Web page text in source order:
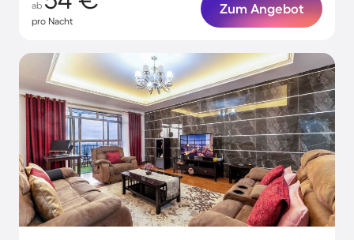
ab
pro Nacht
Zum Angebot